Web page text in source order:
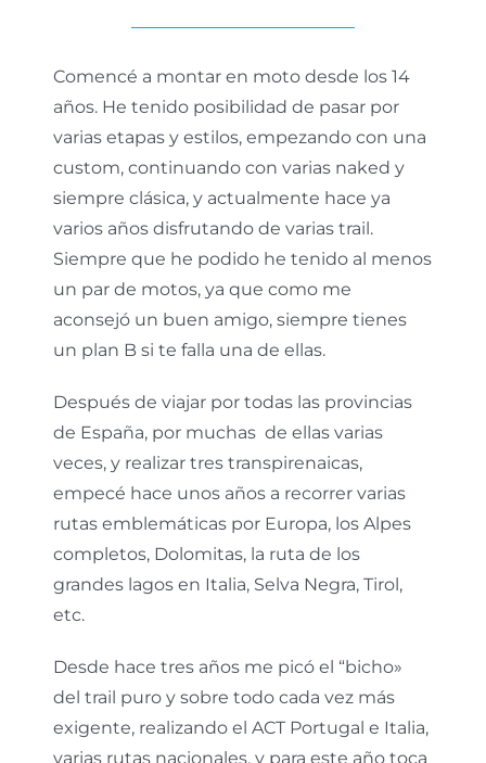
Comencé a montar en moto desde los 14
años. He tenido posibilidad de pasar por
varias etapas y estilos, empezando con una
custom, continuando con varias naked y
siempre clásica, y actualmente hace ya
varios años disfrutando de varias trail.
Siempre que he podido he tenido al menos
un par de motos, ya que como me
aconsejó un buen amigo, siempre tienes
un plan B si te falla una de ellas.
Después de viajar por todas las provincias
de España, por muchas de ellas varias
veces, y realizar tres transpirenaicas,
empecé hace unos años a recorrer varias
rutas emblemáticas por Europa, los Alpes
completos, Dolomitas, la ruta de los
grandes lagos en Italia, Selva Negra, Tirol,
etc.
Desde hace tres años me picó el “bicho»
del trail puro y sobre todo cada vez más
exigente, realizando el ACT Portugal e Italia,
varias rutas nacionales, y para este año toca